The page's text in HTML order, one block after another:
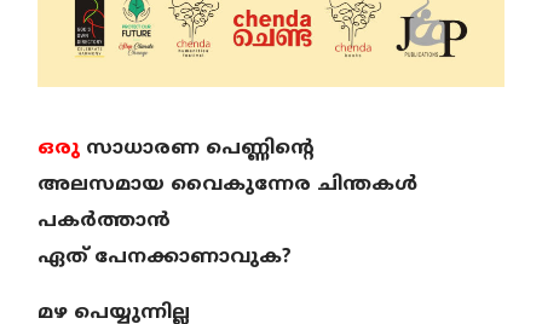
ഒരു സാധാരണ പെണ്ണിൻ്റെ
അലസമായ വൈകുന്നേര ചിന്തകൾ
പകർത്താൻ
ഏത് പേനക്കാണാവുക?
മഴ പെയ്യുന്നില്ല